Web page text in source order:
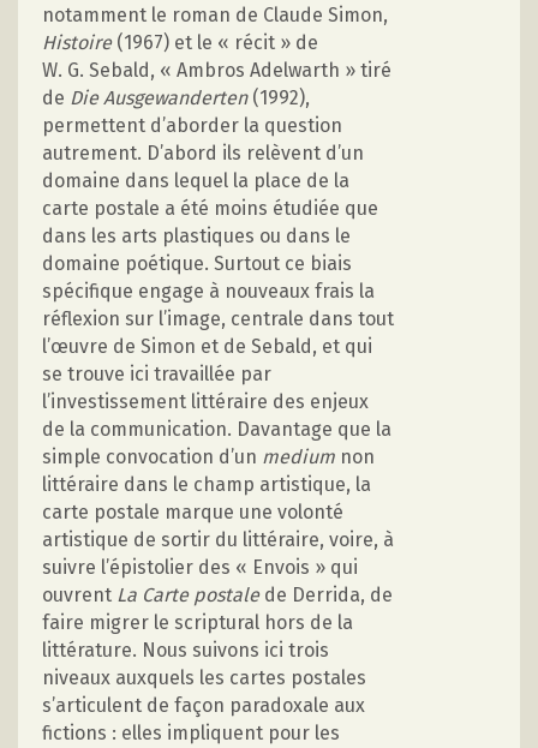
notamment le roman de Claude Simon,
Histoire(1967) et le « récit » de
W. G. Sebald, « Ambros Adelwarth » tiré
de Die Ausgewanderten(1992),
permettent d’aborder la question
autrement. D’abord ils relèvent d’un
domaine dans lequel la place de la
carte postale a été moins étudiée que
dans les arts plastiques ou dans le
domaine poétique. Surtout ce biais
spécifique engage à nouveaux frais la
réflexion sur l’image, centrale dans tout
l’œuvre de Simon et de Sebald, et qui
se trouve ici travaillée par
l’investissement littéraire des enjeux
de la communication. Davantage que la
simple convocation d’un medium non
littéraire dans le champ artistique, la
carte postale marque une volonté
artistique de sortir du littéraire, voire, à
suivre l’épistolier des « Envois » qui
ouvrent La Carte postalede Derrida, de
faire migrer le scriptural hors de la
littérature. Nous suivons ici trois
niveaux auxquels les cartes postales
s’articulent de façon paradoxale aux
fictions : elles impliquent pour les